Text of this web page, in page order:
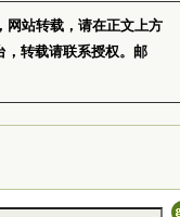
网站转载，请在正文上方
，转载请联系授权。邮